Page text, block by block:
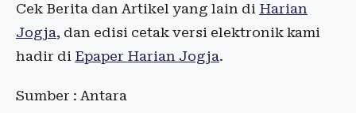
Cek Berita dan Artikel yang lain di Harian
Jogja, dan edisi cetak versi elektronik kami
hadir di Epaper Harian Jogja.
Sumber : Antara